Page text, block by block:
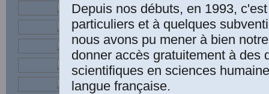
Depuis nos débuts, en 1993,
particuliers et à quelques
nous avons pu mener à bien
donner accès gratuitement à des
scientifiques en sciences
langue française.